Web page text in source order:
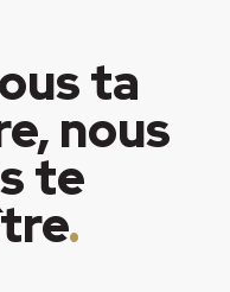
ta
nous
te
.